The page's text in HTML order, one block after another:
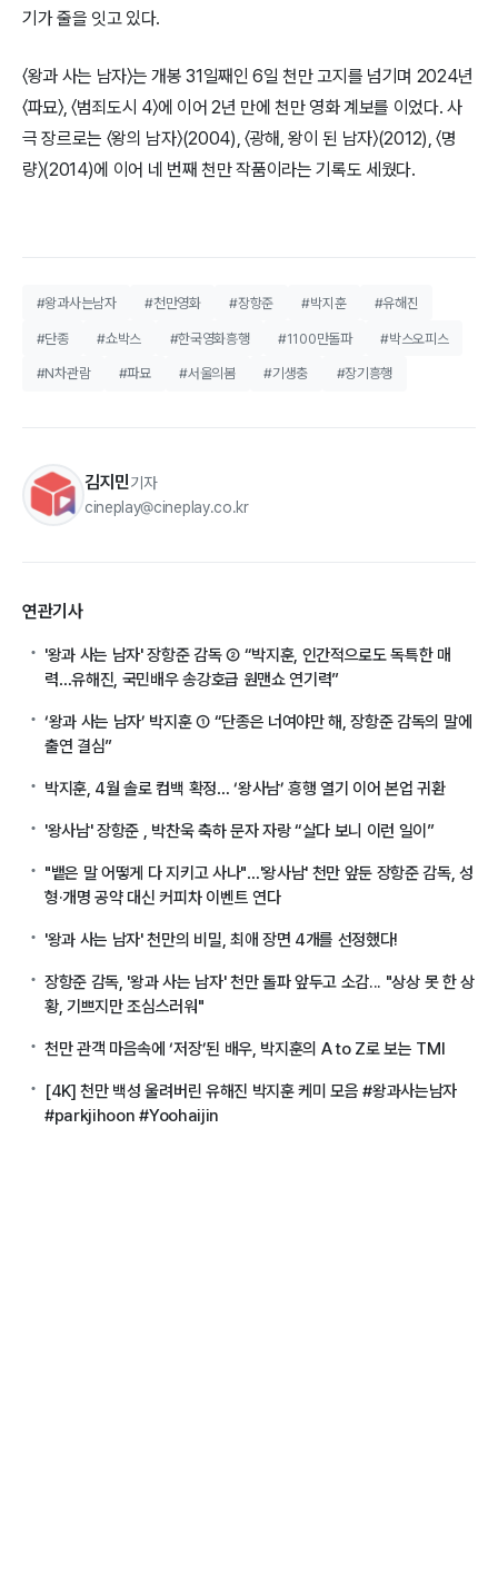
기가 줄을 잇고 있다.
〈왕과 사는 남자〉는 개봉 31일째인 6일 천만 고지를 넘기며 2024년
〈파묘〉, 〈범죄도시 4〉에 이어 2년 만에 천만 영화 계보를 이었다. 사
극 장르로는 〈왕의 남자〉(2004), 〈광해, 왕이 된 남자〉(2012), 〈명
량〉(2014)에 이어 네 번째 천만 작품이라는 기록도 세웠다.
#왕과사는남자 #천만영화 #장항준 #박지훈 #유해진
#단종 #쇼박스 #한국영화흥행 #1100만돌파 #박스오피스
#N차관람 #파묘 #서울의봄 #기생충 #장기흥행
김지민기자
cineplay@cineplay.co.kr
연관기사
'왕과 사는 남자' 장항준 감독 ② “박지훈, 인간적으로도 독특한 매
력…유해진, 국민배우 송강호급 원맨쇼 연기력”
‘왕과 사는 남자’ 박지훈 ① “단종은 너여야만 해, 장항준 감독의 말에
출연 결심”
박지훈, 4월 솔로 컴백 확정… ‘왕사남’ 흥행 열기 이어 본업 귀환
'왕사남' 장항준 , 박찬욱 축하 문자 자랑 “살다 보니 이런 일이”
"뱉은 말 어떻게 다 지키고 사나"…'왕사남' 천만 앞둔 장항준 감독, 성
형·개명 공약 대신 커피차 이벤트 연다
'왕과 사는 남자' 천만의 비밀, 최애 장면 4개를 선정했다!
장항준 감독, '왕과 사는 남자' 천만 돌파 앞두고 소감... "상상 못 한 상
황, 기쁘지만 조심스러워"
천만 관객 마음속에 ‘저장’된 배우, 박지훈의 A to Z로 보는 TMI
[4K] 천만 백성 울려버린 유해진 박지훈 케미 모음 #왕과사는남자
#parkjihoon #Yoohaijin